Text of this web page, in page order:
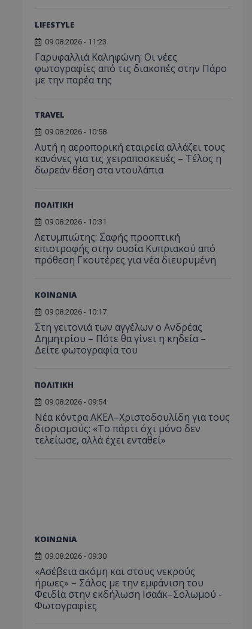
LIFESTYLE
09.08.2026 - 11:23
Γαρυφαλλιά Καληφώνη: Οι νέες
φωτογραφίες από τις διακοπές στην Πάρο
με την παρέα της
TRAVEL
09.08.2026 - 10:58
Αυτή η αεροπορική εταιρεία αλλάζει τους
κανόνες για τις χειραποσκευές – Τέλος η
δωρεάν θέση στα ντουλάπια
ΠΟΛΙΤΙΚΗ
09.08.2026 - 10:31
Λετυμπιώτης: Σαφής προοπτική
επιστροφής στην ουσία Κυπριακού από
πρόθεση Γκουτέρες για νέα διευρυμένη
ΚΟΙΝΩΝΙΑ
09.08.2026 - 10:17
Στη γειτονιά των αγγέλων ο Ανδρέας
Δημητρίου – Πότε θα γίνει η κηδεία –
Δείτε φωτογραφία του
ΠΟΛΙΤΙΚΗ
09.08.2026 - 09:54
Νέα κόντρα ΑΚΕΛ–Χριστοδουλίδη για τους
διορισμούς: «Το πάρτι όχι μόνο δεν
τελείωσε, αλλά έχει ενταθεί»
ΚΟΙΝΩΝΙΑ
09.08.2026 - 09:30
«Ασέβεια ακόμη και στους νεκρούς
ήρωες» – Σάλος με την εμφάνιση του
Φειδία στην εκδήλωση Ισαάκ–Σολωμού -
Φωτογραφίες